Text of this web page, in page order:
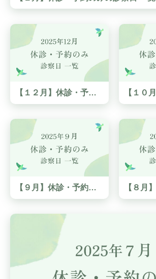
【１２月】休診・予約のみの診察日 一覧
【９月】休診・予約のみの診察日 一覧